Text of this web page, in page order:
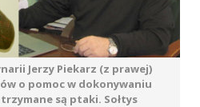
Jerzy Piekarz (z prawej)
o pomoc w dokonywaniu
są ptaki. Sołtys